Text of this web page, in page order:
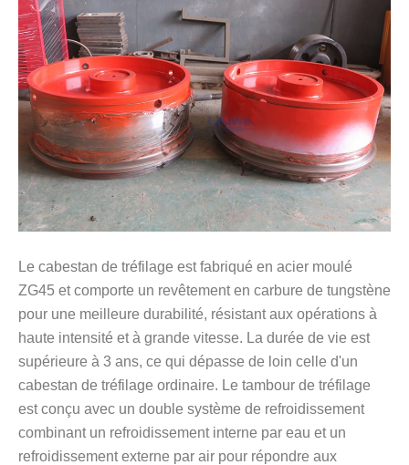
Le cabestan de tréfilage est fabriqué en acier moulé
ZG45 et comporte un revêtement en carbure de tungstène
pour une meilleure durabilité, résistant aux opérations à
haute intensité et à grande vitesse. La durée de vie est
supérieure à 3 ans, ce qui dépasse de loin celle d'un
cabestan de tréfilage ordinaire. Le tambour de tréfilage
est conçu avec un double système de refroidissement
combinant un refroidissement interne par eau et un
refroidissement externe par air pour répondre aux